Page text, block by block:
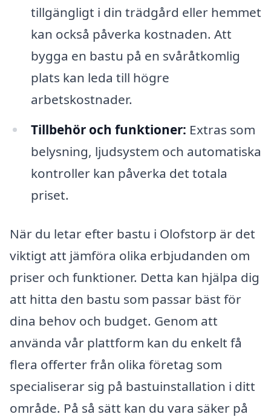
tillgängligt i din trädgård eller hemmet
kan också påverka kostnaden. Att
bygga en bastu på en svåråtkomlig
plats kan leda till högre
arbetskostnader.
Tillbehör och funktioner: Extras som
belysning, ljudsystem och automatiska
kontroller kan påverka det totala
priset.
När du letar efter bastu i Olofstorp är det
viktigt att jämföra olika erbjudanden om
priser och funktioner. Detta kan hjälpa dig
att hitta den bastu som passar bäst för
dina behov och budget. Genom att
använda vår plattform kan du enkelt få
flera offerter från olika företag som
specialiserar sig på bastuinstallation i ditt
område. På så sätt kan du vara säker på